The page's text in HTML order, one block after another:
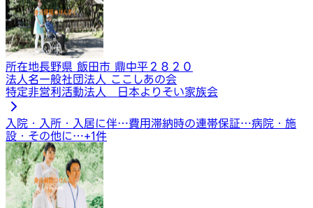
所在地長野県 飯田市 鼎中平２８２０
法人名一般社団法人 ここしあの会
特定非営利活動法人 日本よりそい家族会
入院・入所・入居に伴…費用滞納時の連帯保証…病院・施
設・その他に…+1件